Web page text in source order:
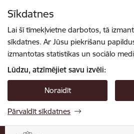
Sīkdatnes
Lai šī tīmekļvietne darbotos, tā
sīkdatnes. Ar Jūsu piekrišanu
izmantotas statistikas un sociālo
Lūdzu, atzīmējiet savu izvēli:
Noraidīt
Pārvaldīt sīkdatnes